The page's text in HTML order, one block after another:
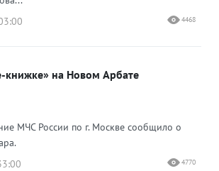
4468
книжке» на Новом Арбате
МЧС России по г. Москве сообщило о
4770